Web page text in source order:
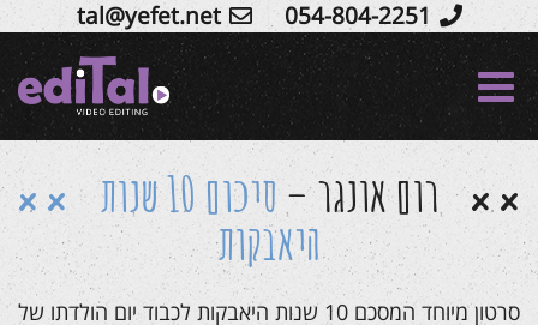
Skip
to
content
054-804-2251
tal@yefet.net
רום אונגר – סיכום 10 שנות
היאבקות
סרטון מיוחד המסכם 10 שנות היאבקות לכבוד יום הולדתו של